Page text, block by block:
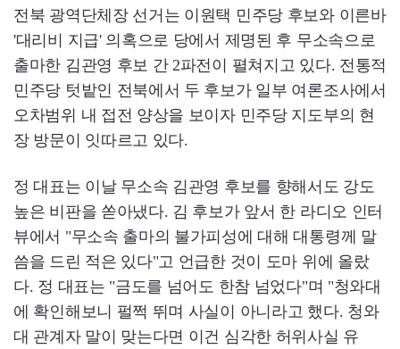
전북 광역단체장 선거는 이원택 민주당 후보와 이른바
'대리비 지급' 의혹으로 당에서 제명된 후 무소속으로
출마한 김관영 후보 간 2파전이 펼쳐지고 있다. 전통적
민주당 텃밭인 전북에서 두 후보가 일부 여론조사에서
오차범위 내 접전 양상을 보이자 민주당 지도부의 현
장 방문이 잇따르고 있다.
정 대표는 이날 무소속 김관영 후보를 향해서도 강도
높은 비판을 쏟아냈다. 김 후보가 앞서 한 라디오 인터
뷰에서 "무소속 출마의 불가피성에 대해 대통령께 말
씀을 드린 적은 있다"고 언급한 것이 도마 위에 올랐
다. 정 대표는 "금도를 넘어도 한참 넘었다"며 "청와대
에 확인해보니 펄쩍 뛰며 사실이 아니라고 했다. 청와
대 관계자 말이 맞는다면 이건 심각한 허위사실 유